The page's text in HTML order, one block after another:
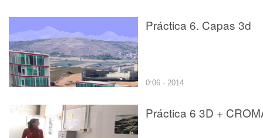
Práctica 6. Capas 3d
0:06 · 2014
Práctica 6 3D +